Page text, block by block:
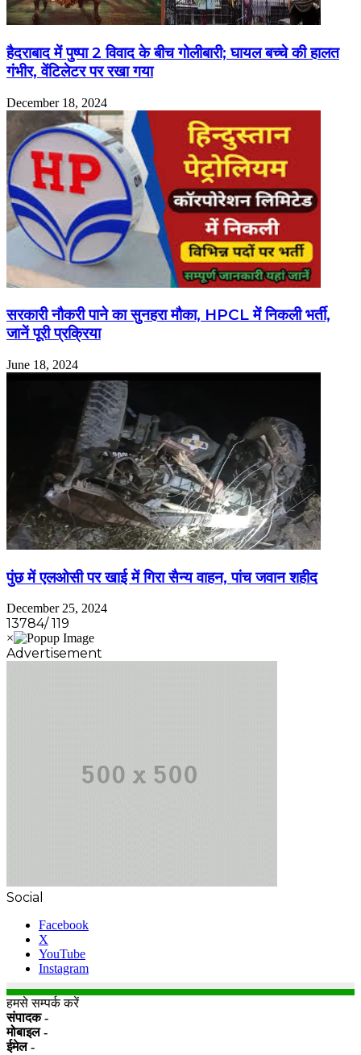
हैदराबाद में पुष्पा 2 विवाद के बीच गोलीबारी; घायल बच्चे की हालत
गंभीर, वेंटिलेटर पर रखा गया
December 18, 2024
सरकारी नौकरी पाने का सुनहरा मौका, HPCL में निकली भर्ती,
जानें पूरी प्रक्रिया
June 18, 2024
पुंछ में एलओसी पर खाई में गिरा सैन्‍य वाहन, पांच जवान शहीद
December 25, 2024
13784/ 119
Advertisement
Social
Facebook
X
YouTube
Instagram
हमसे सम्पर्क करें
संपादक -
मोबाइल -
ईमेल -